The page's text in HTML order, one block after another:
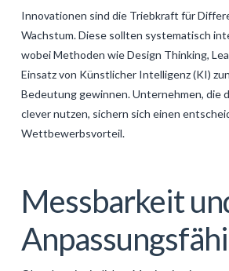
Innovationen sind die Triebkraft für
Wachstum. Diese sollten systematisch
wobei Methoden wie Design Thinking,
Einsatz von Künstlicher Intelligenz (KI)
Bedeutung gewinnen. Unternehmen, die
clever nutzen, sichern sich einen
Wettbewerbsvorteil.
Messbarkeit